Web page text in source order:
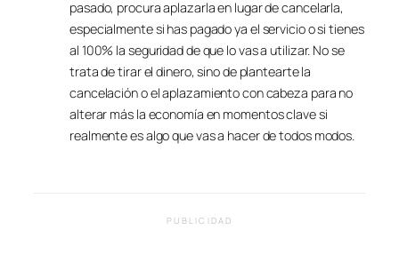
pasado, procura aplazarla en lugar de cancelarla,
especialmente si has pagado ya el servicio o si tienes
al 100% la seguridad de que lo vas a utilizar. No se
trata de tirar el dinero, sino de plantearte la
cancelación o el aplazamiento con cabeza para no
alterar más la economía en momentos clave si
realmente es algo que vas a hacer de todos modos.
PUBLICIDAD